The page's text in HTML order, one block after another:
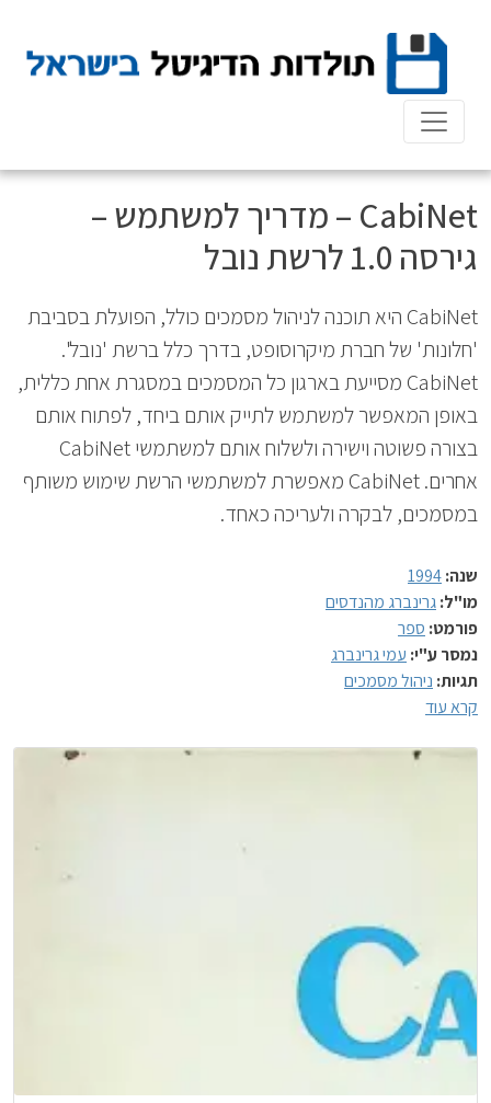
content
CabiNet – מדריך למשתמש –
גירסה 1.0 לרשת נובל
CabiNet היא תוכנה לניהול מסמכים כולל, הפועלת בסביבת
'חלונות' של חברת מיקרוסופט, בדרך כלל ברשת 'נובל'.
CabiNet מסייעת בארגון כל המסמכים במסגרת אחת כללית,
באופן המאפשר למשתמש לתייק אותם ביחד, לפתוח אותם
בצורה פשוטה וישירה ולשלוח אותם למשתמשי CabiNet
אחרים. CabiNet מאפשרת למשתמשי הרשת שימוש משותף
במסמכים, לבקרה ולעריכה כאחד.
שנה:1994
מו"ל:גרינברג מהנדסים
פורמט: ספר
נמסר ע"י: עמי גרינברג
תגיות: ניהול מסמכים
קרא עוד